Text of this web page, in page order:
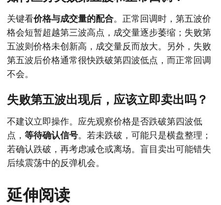
关键看价格与成交量的配合。正常回调时，第五波价
格会短暂超越第三波高点，成交量逐步萎缩；失败第
五波则价格未创新高，成交量反而放大。另外，失败
第五波后价格通常很快跌破第四波低点，而正常回调
不会。
失败第五波出现后，应该立即卖出吗？
不建议立即操作。应先观察价格是否跌破第四波低
点， 等待确认信号。若未跌破，可能只是横盘整理；
若确认跌破，再考虑减仓或离场。盲目卖出可能错失
后续震荡中的反弹机会。
延伸阅读